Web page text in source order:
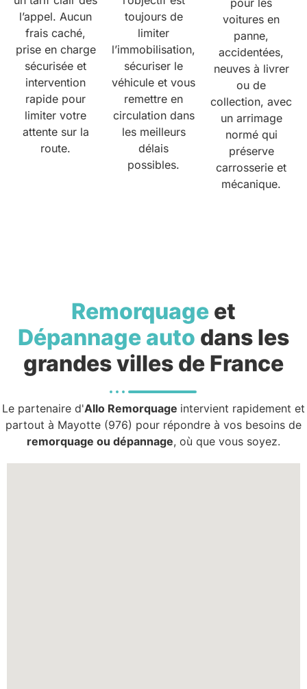
l’appel. Aucun
frais caché,
prise en charge
sécurisée et
intervention
rapide pour
limiter votre
attente sur la
route.
toujours de
limiter
l’immobilisation,
sécuriser le
véhicule et vous
remettre en
circulation dans
les meilleurs
délais
possibles.
pour les
voitures en
panne,
accidentées,
neuves à livrer
ou de
collection, avec
un arrimage
normé qui
préserve
carrosserie et
mécanique.
Remorquage et
Dépannage auto dans les
grandes villes de France
Le partenaire d'Allo Remorquage intervient rapidement et
partout à Mayotte (976) pour répondre à vos besoins de
remorquage ou dépannage, où que vous soyez.